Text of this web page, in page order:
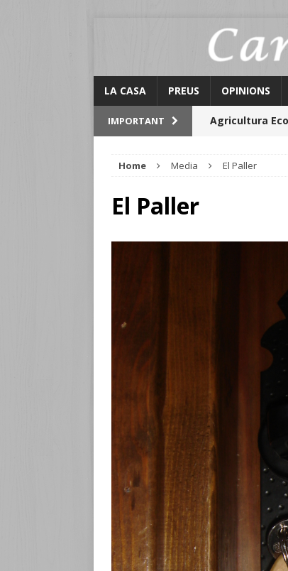
LA CASA PREUS OPINIONS
IMPORTANT Agricultura
Home Media El Paller
El Paller